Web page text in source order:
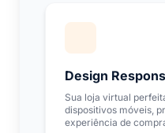
Design
Sua loja virtual
dispositivos móveis,
experiência de